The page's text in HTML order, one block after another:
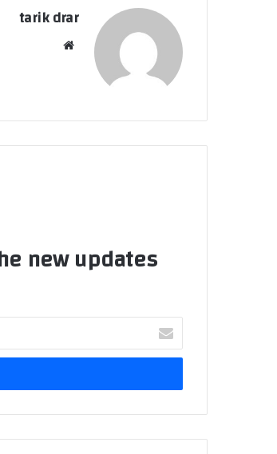
tarik drar
new updates!
خ
ب
د